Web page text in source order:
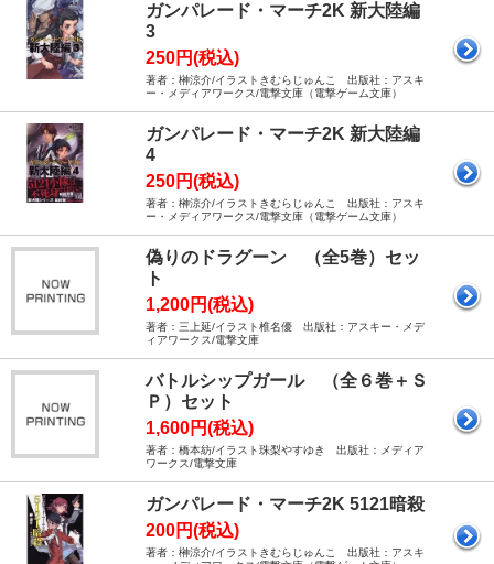
ガンパレード・マーチ2K 新大陸編
3
250円(税込)
著者：榊涼介/イラストきむらじゅんこ 出版社：アスキ
ー・メディアワークス/電撃文庫（電撃ゲーム文庫）
ガンパレード・マーチ2K 新大陸編
4
250円(税込)
著者：榊涼介/イラストきむらじゅんこ 出版社：アスキ
ー・メディアワークス/電撃文庫（電撃ゲーム文庫）
偽りのドラグーン （全5巻）セッ
ト
1,200円(税込)
著者：三上延/イラスト椎名優 出版社：アスキー・メデ
ィアワークス/電撃文庫
バトルシップガール （全６巻＋Ｓ
Ｐ）セット
1,600円(税込)
著者：橋本紡/イラスト珠梨やすゆき 出版社：メディア
ワークス/電撃文庫
ガンパレード・マーチ2K 5121暗殺
200円(税込)
著者：榊涼介/イラストきむらじゅんこ 出版社：アスキ